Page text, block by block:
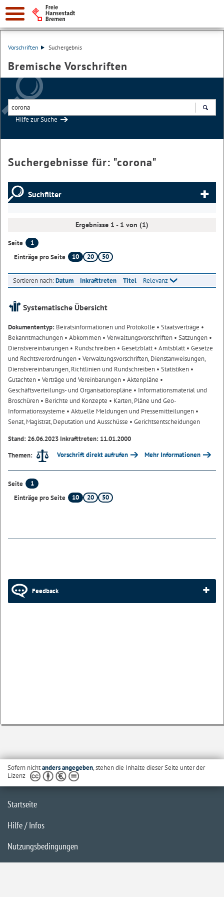
Vorschriften Suchergebnis
Bremische Vorschriften
Hilfe zur Suche
Suchergebnisse für: "corona"
Suchfilter
Ergebnisse 1 - 1 von (1)
Seite
1
Einträge pro Seite
10 20 50
Sortieren nach:Datum Inkrafttreten Titel Relevanz
Systematische Übersicht
Dokumententyp: Beiratsinformationen und Protokolle • Staatsverträge •
Bekanntmachungen • Abkommen • Verwaltungsvorschriften • Satzungen •
Dienstvereinbarungen • Rundschreiben • Gesetzblatt• Amtsblatt• Gesetze
und Rechtsverordnungen • Verwaltungsvorschriften, Dienstanweisungen,
Dienstvereinbarungen, Richtlinien und Rundschreiben • Statistiken •
Gutachten • Verträge und Vereinbarungen • Aktenpläne •
Geschäftsverteilungs- und Organisationspläne • Informationsmaterial und
Broschüren • Berichte und Konzepte • Karten, Pläne und Geo-
Informationssysteme • Aktuelle Meldungen und Pressemitteilungen •
Senat, Magistrat, Deputation und Ausschüsse • Gerichtsentscheidungen
Stand: 26.06.2023 Inkrafttreten: 11.01.2000
Themen:
Vorschrift direkt aufrufen Mehr Informationen
Seite
1
Einträge pro Seite
10 20 50
Feedback
Sofern nichtanders angegeben, stehen die Inhalte dieser Seite unter der
Lizenz
Startseite
Hilfe / Infos
Nutzungsbedingungen